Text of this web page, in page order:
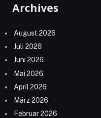
Archives
August 2026
Juli 2026
Juni 2026
Mai 2026
April 2026
März 2026
Februar 2026